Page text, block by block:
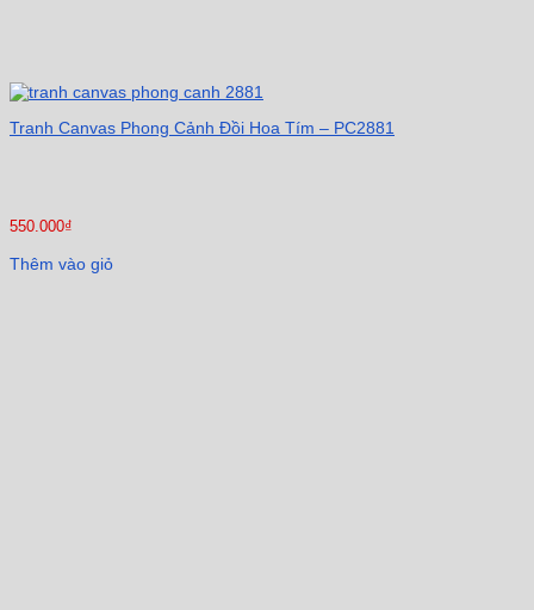
Tranh Canvas Phong Cảnh Đồi Hoa Tím – PC2881
550.000₫
Thêm vào giỏ